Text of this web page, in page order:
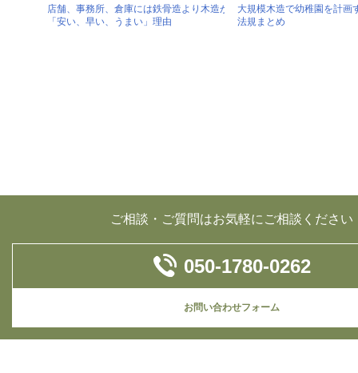
店舗、事務所、倉庫には鉄骨造より木造が
「安い、早い、うまい」理由
大規模木造で幼稚園を計画
法規まとめ
ご相談・ご質問はお気軽にご相談ください
050-1780-0262
お問い合わせフォーム